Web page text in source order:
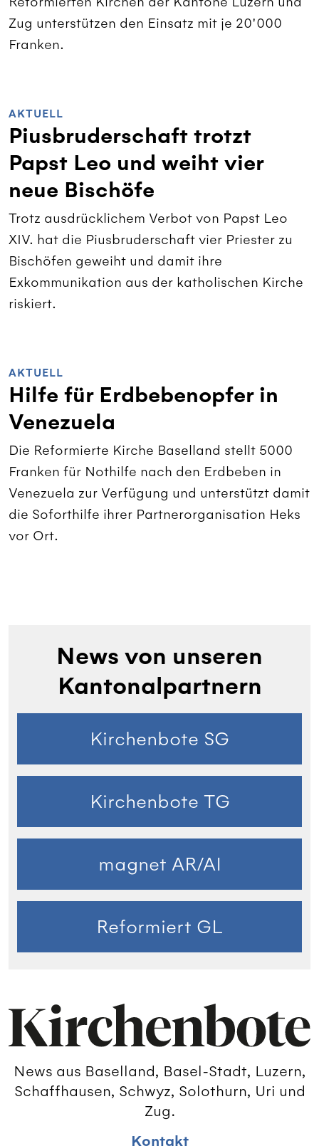
Zug unterstützen den Einsatz mit je 20'000
Franken.
AKTUELL
Piusbruderschaft trotzt
Papst Leo und weiht vier
neue Bischöfe
Trotz ausdrücklichem Verbot von Papst Leo
XIV. hat die Piusbruderschaft vier Priester zu
Bischöfen geweiht und damit ihre
Exkommunikation aus der katholischen Kirche
riskiert.
AKTUELL
Hilfe für Erdbebenopfer in
Venezuela
Die Reformierte Kirche Baselland stellt 5000
Franken für Nothilfe nach den Erdbeben in
Venezuela zur Verfügung und unterstützt damit
die Soforthilfe ihrer Partnerorganisation Heks
vor Ort.
News von unseren
Kantonalpartnern
Kirchenbote SG
Kirchenbote TG
magnet AR/AI
Reformiert GL
News aus Baselland, Basel-Stadt, Luzern,
Schaffhausen, Schwyz, Solothurn, Uri und
Zug.
Kontakt